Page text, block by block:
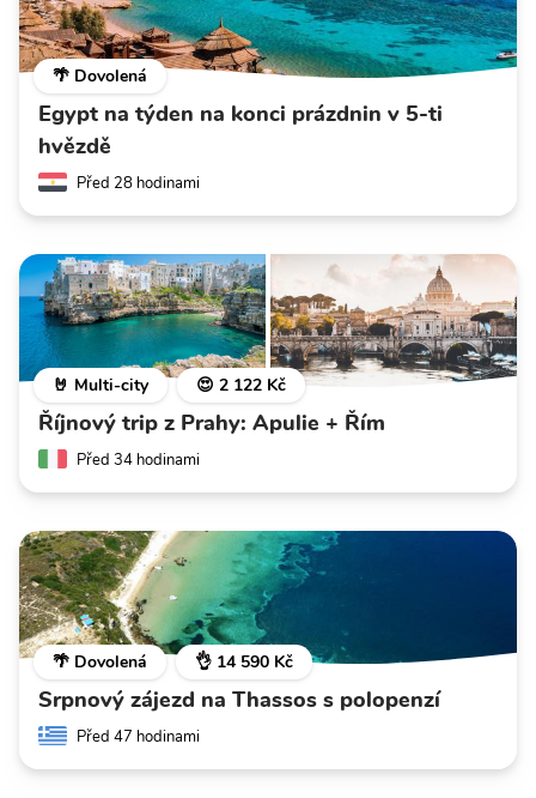
🌴 Dovolená
Egypt na týden na konci prázdnin v 5-ti
hvězdě
Před 28 hodinami
🤘 Multi-city 😍 2 122 Kč
Říjnový trip z Prahy: Apulie + Řím
Před 34 hodinami
🌴 Dovolená 👌 14 590 Kč
Srpnový zájezd na Thassos s polopenzí
Před 47 hodinami